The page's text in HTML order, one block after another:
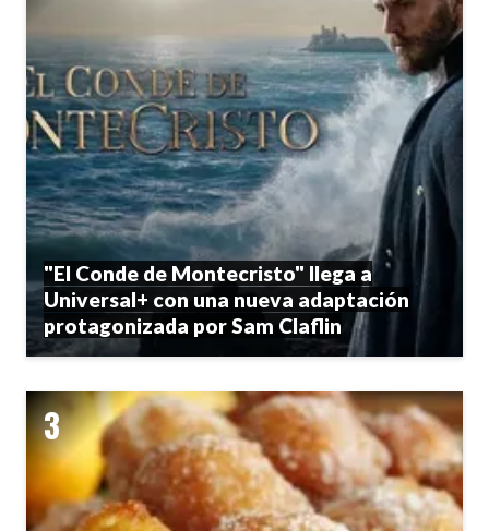
"El Conde de Montecristo" llega a
Universal+ con una nueva adaptación
protagonizada por Sam Claflin